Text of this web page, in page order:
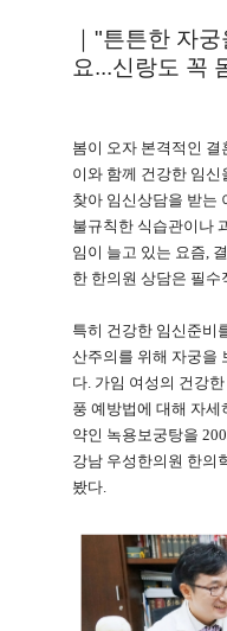
｜"튼튼한 자
요...신랑도 꼭
봄이 오자 본격적인
이와 함께 건강한 임
찾아 임신상담을 받는
불규칙한 식습관이나
임이 늘고 있는 요즘,
한 한의원 상담은 필수
특히 건강한 임신준비
산주의를 위해 자궁을
다. 가임 여성의 건강
풍 예방법에 대해 자
약인 녹용보궁탕을
강남 우성한의원 한의
봤다.